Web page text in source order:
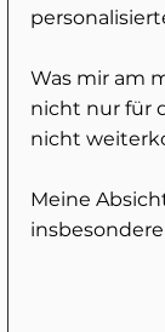
Was mir am
nicht nur für
nicht
Meine